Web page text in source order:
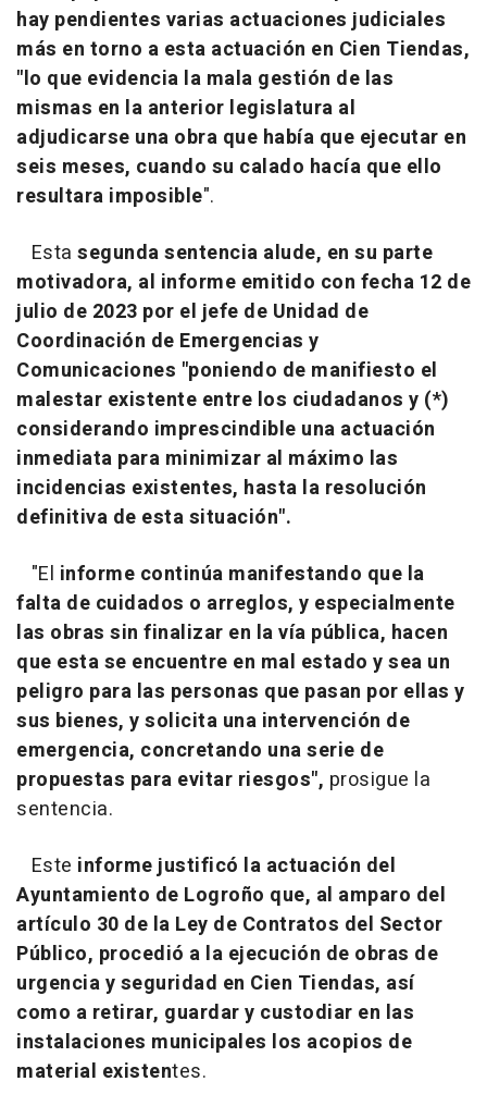
hay pendientes varias actuaciones judiciales
más en torno a esta actuación en Cien Tiendas,
"lo que evidencia la mala gestión de las
mismas en la anterior legislatura al
adjudicarse una obra que había que ejecutar en
seis meses, cuando su calado hacía que ello
resultara imposible".
Esta segunda sentencia alude, en su parte
motivadora, al informe emitido con fecha 12 de
julio de 2023 por el jefe de Unidad de
Coordinación de Emergencias y
Comunicaciones "poniendo de manifiesto el
malestar existente entre los ciudadanos y (*)
considerando imprescindible una actuación
inmediata para minimizar al máximo las
incidencias existentes, hasta la resolución
definitiva de esta situación".
"El informe continúa manifestando que la
falta de cuidados o arreglos, y especialmente
las obras sin finalizar en la vía pública, hacen
que esta se encuentre en mal estado y sea un
peligro para las personas que pasan por ellas y
sus bienes, y solicita una intervención de
emergencia, concretando una serie de
propuestas para evitar riesgos", prosigue la
sentencia.
Este informe justificó la actuación del
Ayuntamiento de Logroño que, al amparo del
artículo 30 de la Ley de Contratos del Sector
Público, procedió a la ejecución de obras de
urgencia y seguridad en Cien Tiendas, así
como a retirar, guardar y custodiar en las
instalaciones municipales los acopios de
material existentes.